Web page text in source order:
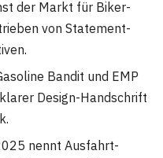
der Markt für Biker-
von Statement-
Bandit und EMP
Design-Handschrift
nennt Ausfahrt-